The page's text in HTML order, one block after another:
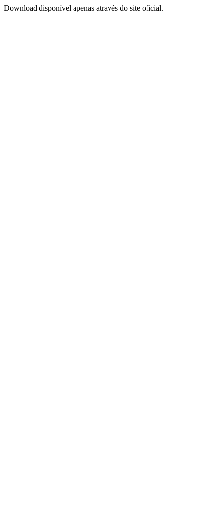
Download disponível apenas através do site oficial.